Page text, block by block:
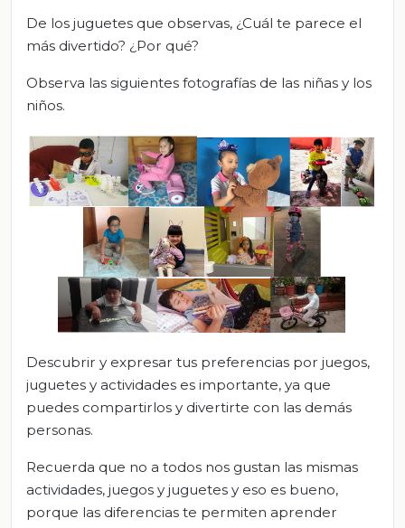
De los juguetes que observas, ¿Cuál te parece el
más divertido? ¿Por qué?
Observa las siguientes fotografías de las niñas y los
niños.
Descubrir y expresar tus preferencias por juegos,
juguetes y actividades es importante, ya que
puedes compartirlos y divertirte con las demás
personas.
Recuerda que no a todos nos gustan las mismas
actividades, juegos y juguetes y eso es bueno,
porque las diferencias te permiten aprender